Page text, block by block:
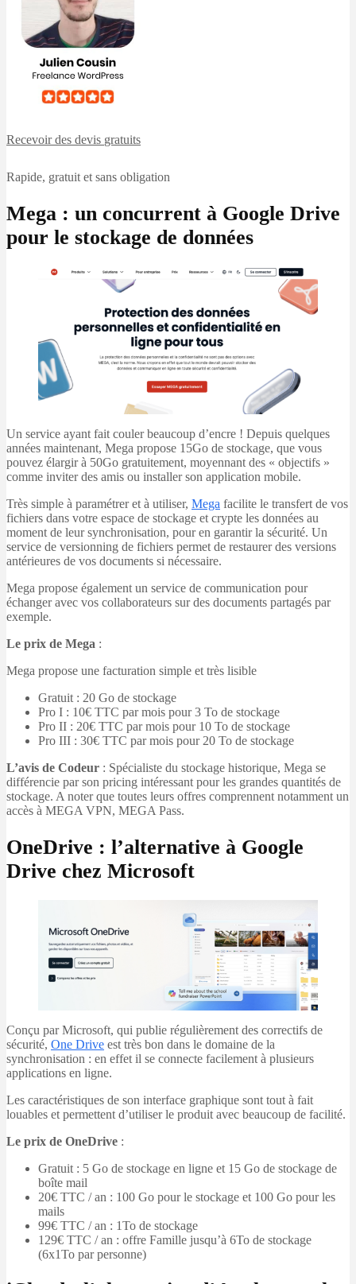
Recevoir des devis gratuits
Rapide, gratuit et sans obligation
Mega : un concurrent à Google Drive
pour le stockage de données
Un service ayant fait couler beaucoup d’encre ! Depuis quelques
années maintenant, Mega propose 15Go de stockage, que vous
pouvez élargir à 50Go gratuitement, moyennant des « objectifs »
comme inviter des amis ou installer son application mobile.
Très simple à paramétrer et à utiliser, Mega facilite le transfert de vos
fichiers dans votre espace de stockage et crypte les données au
moment de leur synchronisation, pour en garantir la sécurité. Un
service de versionning de fichiers permet de restaurer des versions
antérieures de vos documents si nécessaire.
Mega propose également un service de communication pour
échanger avec vos collaborateurs sur des documents partagés par
exemple.
Le prix de Mega :
Mega propose une facturation simple et très lisible
Gratuit : 20 Go de stockage
Pro I : 10€ TTC par mois pour 3 To de stockage
Pro II : 20€ TTC par mois pour 10 To de stockage
Pro III : 30€ TTC par mois pour 20 To de stockage
L’avis de Codeur : Spécialiste du stockage historique, Mega se
différencie par son pricing intéressant pour les grandes quantités de
stockage. A noter que toutes leurs offres comprennent notamment un
accès à MEGA VPN, MEGA Pass.
OneDrive : l’alternative à Google
Drive chez Microsoft
Conçu par Microsoft, qui publie régulièrement des correctifs de
sécurité, One Drive est très bon dans le domaine de la
synchronisation : en effet il se connecte facilement à plusieurs
applications en ligne.
Les caractéristiques de son interface graphique sont tout à fait
louables et permettent d’utiliser le produit avec beaucoup de facilité.
Le prix de OneDrive :
Gratuit : 5 Go de stockage en ligne et 15 Go de stockage de
boîte mail
20€ TTC / an : 100 Go pour le stockage et 100 Go pour les
mails
99€ TTC / an : 1To de stockage
129€ TTC / an : offre Famille jusqu’à 6To de stockage
(6x1To par personne)